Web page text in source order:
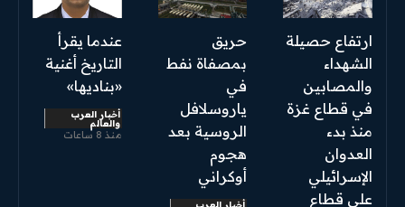
ارتفاع حصيلة
الشهداء
والمصابين
في قطاع غزة
منذ بدء
العدوان
الإسرائيلي
على قطاع
حريق
بمصفاة نفط
في
ياروسلافل
الروسية بعد
هجوم
أوكراني
أخبار العرب
عندما يقرأ
التاريخ أغنية
«بناديها»
أخبار العرب
والعالم
منذ 8 ساعات